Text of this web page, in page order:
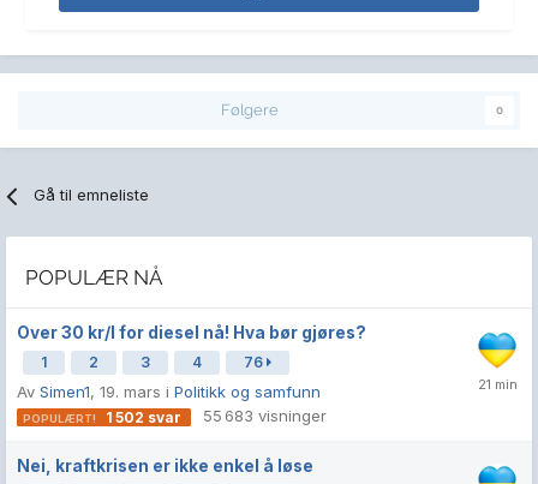
Følgere 0
Gå til emneliste
POPULÆR NÅ
Over 30 kr/l for diesel nå! Hva bør gjøres?
1 2 3 4 76
Av Simen1, 19. mars i Politikk og samfunn
1 502 svar 55 683 visninger
Nei, kraftkrisen er ikke enkel å løse